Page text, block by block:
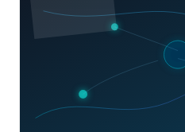
praxisnahem Handeln:
Prototypen entwickeln
abbauen. Der zentrale
„Erfolgskriterien für AI-